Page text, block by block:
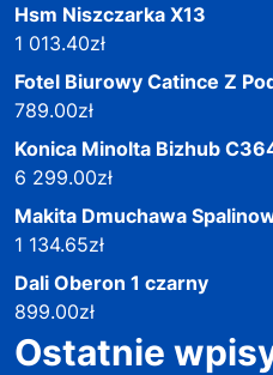
Hsm Niszczarka X13
1 013.40zł
Fotel Biurowy Catince Z
789.00zł
Konica Minolta Bizhub
6 299.00zł
Makita Dmuchawa
1 134.65zł
Dali Oberon 1 czarny
899.00zł
Ostatnie